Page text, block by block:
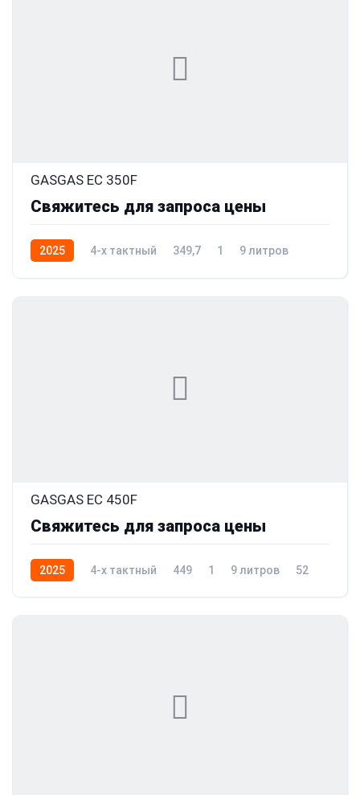
GASGAS EC 350F
Свяжитесь для запроса цены
2025 4-x тактный 349,7 1
9 литров
GASGAS EC 450F
Свяжитесь для запроса цены
2025 4-x тактный 449 1 9 литров 52